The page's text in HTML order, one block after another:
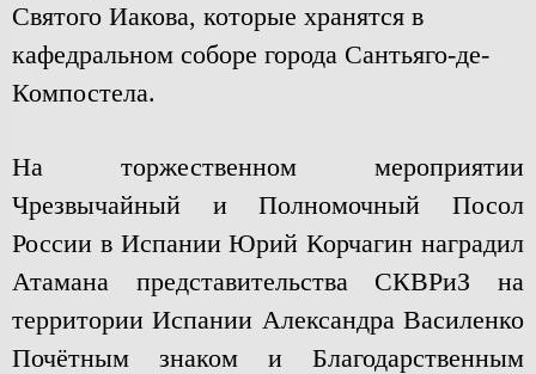
Святого Иакова, которые хранятся в
кафедральном соборе города Сантьяго-де-
Компостела.
На торжественном мероприятии
Чрезвычайный и Полномочный Посол
России в Испании Юрий Корчагин наградил
Атамана представительства СКВРиЗ на
территории Испании Александра Василенко
Почётным знаком и Благодарственным